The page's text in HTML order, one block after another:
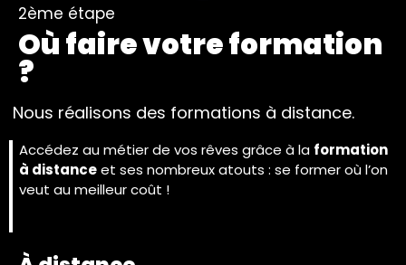
2ème étape
Où faire votre formation
?
Nous réalisons des formations à distance.
Accédez au métier de vos rêves grâce à la formation
à distanceet ses nombreux atouts : se former où l’on
veut au meilleur coût !